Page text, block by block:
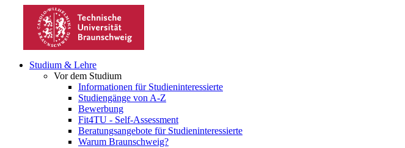
Studium & Lehre
Vor dem Studium
Informationen für Studieninteressierte
Studiengänge von A-Z
Bewerbung
Fit4TU - Self-Assessment
Beratungsangebote für Studieninteressierte
Warum Braunschweig?